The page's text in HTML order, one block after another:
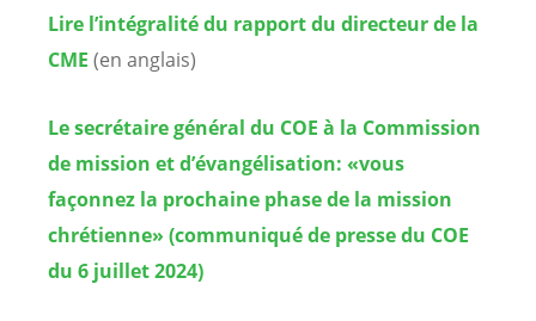
Lire l’intégralité du rapport du directeur de la
CME (en anglais)
Le secrétaire général du COE à la Commission
de mission et d’évangélisation: «vous
façonnez la prochaine phase de la mission
chrétienne» (communiqué de presse du COE
du 6 juillet 2024)